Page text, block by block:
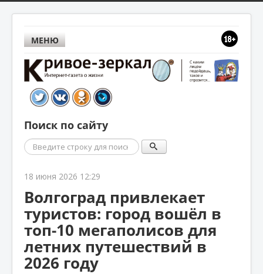
МЕНЮ
Поиск по сайту
Поиск
18 июня 2026 12:29
Волгоград привлекает
туристов: город вошёл в
топ‑10 мегаполисов для
летних путешествий в
2026 году